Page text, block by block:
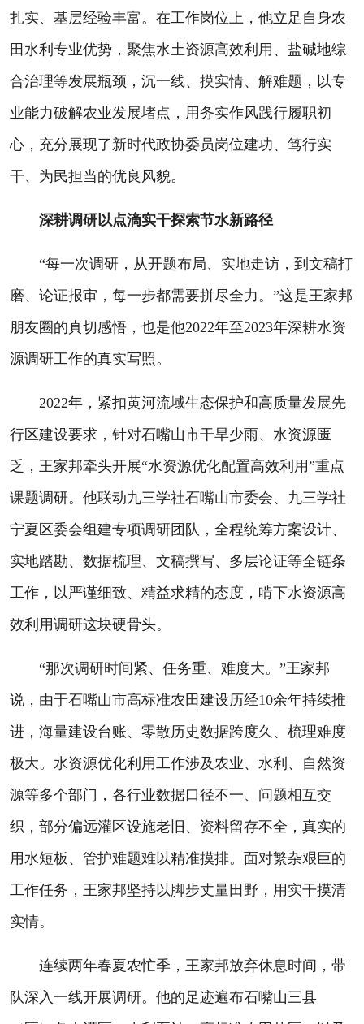
扎实、基层经验丰富。在工作岗位上，他立足自身农
田水利专业优势，聚焦水土资源高效利用、盐碱地综
合治理等发展瓶颈，沉一线、摸实情、解难题，以专
业能力破解农业发展堵点，用务实作风践行履职初
心，充分展现了新时代政协委员岗位建功、笃行实
干、为民担当的优良风貌。
深耕调研以点滴实干探索节水新路径
“每一次调研，从开题布局、实地走访，到文稿打
磨、论证报审，每一步都需要拼尽全力。”这是王家邦
朋友圈的真切感悟，也是他2022年至2023年深耕水资
源调研工作的真实写照。
2022年，紧扣黄河流域生态保护和高质量发展先
行区建设要求，针对石嘴山市干旱少雨、水资源匮
乏，王家邦牵头开展“水资源优化配置高效利用”重点
课题调研。他联动九三学社石嘴山市委会、九三学社
宁夏区委会组建专项调研团队，全程统筹方案设计、
实地踏勘、数据梳理、文稿撰写、多层论证等全链条
工作，以严谨细致、精益求精的态度，啃下水资源高
效利用调研这块硬骨头。
“那次调研时间紧、任务重、难度大。”王家邦
说，由于石嘴山市高标准农田建设历经10余年持续推
进，海量建设台账、零散历史数据跨度久、梳理难度
极大。水资源优化利用工作涉及农业、水利、自然资
源等多个部门，各行业数据口径不一、问题相互交
织，部分偏远灌区设施老旧、资料留存不全，真实的
用水短板、管护难题难以精准摸排。面对繁杂艰巨的
工作任务，王家邦坚持以脚步丈量田野，用实干摸清
实情。
连续两年春夏农忙季，王家邦放弃休息时间，带
队深入一线开展调研。他的足迹遍布石嘴山三县